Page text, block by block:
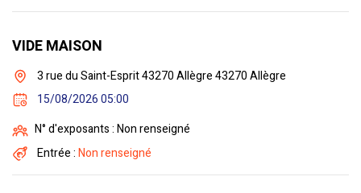
VIDE MAISON
3 rue du Saint-Esprit 43270 Allègre 43270 Allègre
15/08/2026 05:00
N° d'exposants : Non renseigné
Entrée :Non renseigné